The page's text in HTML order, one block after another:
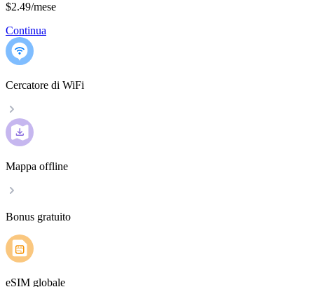
$2.49/mese
Continua
Cercatore di WiFi
Mappa offline
Bonus gratuito
eSIM globale